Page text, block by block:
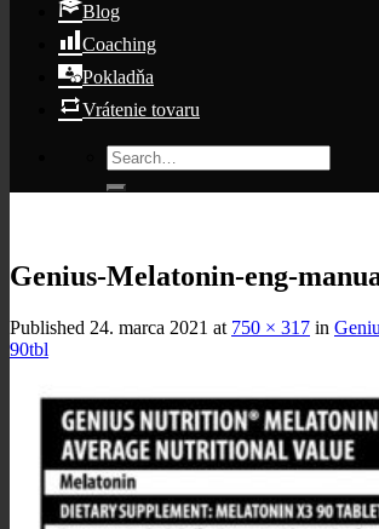
Blog
Coaching
Pokladňa
Vrátenie tovaru
Search
for:
Genius-Melatonin-eng-
Published 24. marca 2021 at 750 × 317 in
90tbl